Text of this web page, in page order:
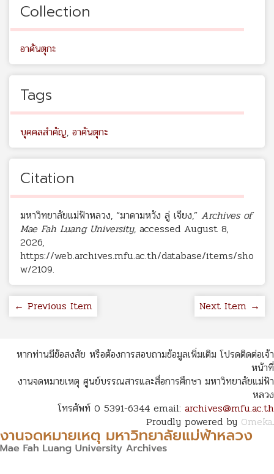
Collection
อาคันตุกะ
Tags
บุคคลสำคัญ, อาคันตุกะ
Citation
มหาวิทยาลัยแม่ฟ้าหลวง, “มาดามหวัง ลู่ เจียง,” Archives of
Mae Fah Luang University, accessed August 8,
2026,
https://web.archives.mfu.ac.th/database/items/sho
w/2109.
← Previous Item Next Item →
หากท่านมีข้อสงสัย หรือต้องการสอบถามข้อมูลเพิ่มเติม โปรดติดต่อเจ้า
หน้าที่
งานจดหมายเหตุ ศูนย์บรรณสารและสื่อการศึกษา มหาวิทยาลัยแม่ฟ้า
หลวง
โทรศัพท์ 0 5391-6344 email: archives@mfu.ac.th
Proudly powered by Omeka.